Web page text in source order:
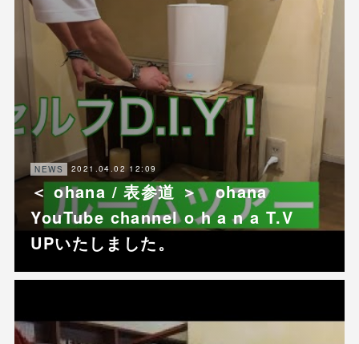
NEWS 2021.04.02 12:09
＜ ohana / 表参道 ＞ ohana
YouTube channel o h a n a T.V
UPいたしました。